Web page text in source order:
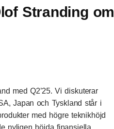
Stranding om
med Q2’25. Vi diskuterar
Japan och Tyskland står i
med högre teknikhöjd
nyligen höjda finansiella